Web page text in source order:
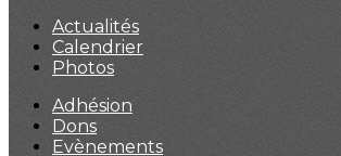
Actualités
Calendrier
Photos
Adhésion
Dons
Evènements